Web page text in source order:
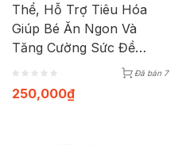
Thể, Hỗ Trợ Tiêu Hóa
Giúp Bé Ăn Ngon Và
Tăng Cường Sức Đề
Kháng ( Hộp 20 gói x
2,5g)
Đã bán 7
250,000₫